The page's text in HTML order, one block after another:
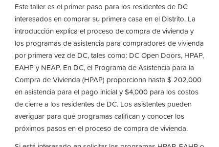
Este taller es el primer paso para los residentes de DC
interesados ​​en comprar su primera casa en el Distrito. La
introducción explica el proceso de compra de vivienda y
los programas de asistencia para compradores de vivienda
por primera vez de DC, tales como: DC Open Doors, HPAP,
EAHP y NEAP. En DC, el Programa de Asistencia para la
Compra de Vivienda (HPAP) proporciona hasta $ 202,000
en asistencia para el pago inicial y $4,000 para los costos
de cierre a los residentes de DC. Los asistentes pueden
averiguar para qué programas califican y conocer los
próximos pasos en el proceso de compra de vivienda.